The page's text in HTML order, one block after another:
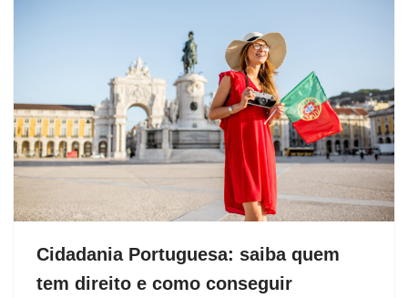
Cidadania Portuguesa: saiba quem
tem direito e como conseguir